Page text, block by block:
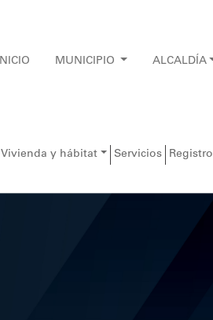
INICIO MUNICIPIO ALCALDÍA
Vivienda y hábitat Servicios